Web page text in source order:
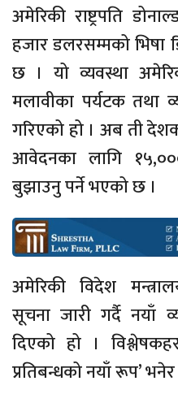
अमेरिकी राष्ट्रपति
हजार डलरसम्मको भिषा
छ । यो व्यवस्था
मलावीका पर्यटक तथा
गरिएको हो । अब ती
आवेदनका लागि
बुझाउनु पर्ने भएको छ ।
अमेरिकी विदेश
सूचना जारी गर्दै नयाँ
दिएको हो ।
प्रतिबन्धको नयाँ रूप’